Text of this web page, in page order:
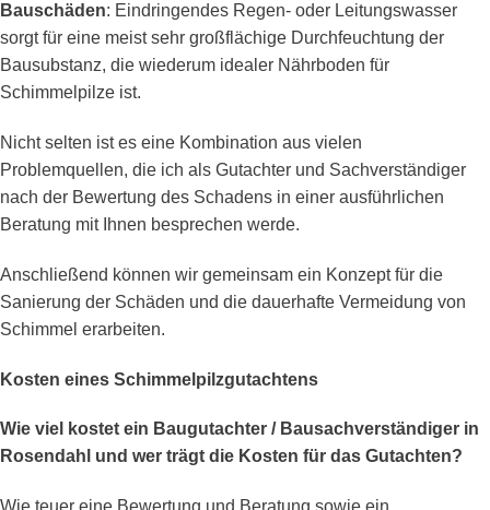
Bauschäden: Eindringendes Regen- oder Leitungswasser
sorgt für eine meist sehr großflächige Durchfeuchtung der
Bausubstanz, die wiederum idealer Nährboden für
Schimmelpilze ist.
Nicht selten ist es eine Kombination aus vielen
Problemquellen, die ich als Gutachter und Sachverständiger
nach der Bewertung des Schadens in einer ausführlichen
Beratung mit Ihnen besprechen werde.
Anschließend können wir gemeinsam ein Konzept für die
Sanierung der Schäden und die dauerhafte Vermeidung von
Schimmel erarbeiten.
Kosten eines Schimmelpilzgutachtens
Wie viel kostet ein Baugutachter / Bausachverständiger in
Rosendahl und wer trägt die Kosten für das Gutachten?